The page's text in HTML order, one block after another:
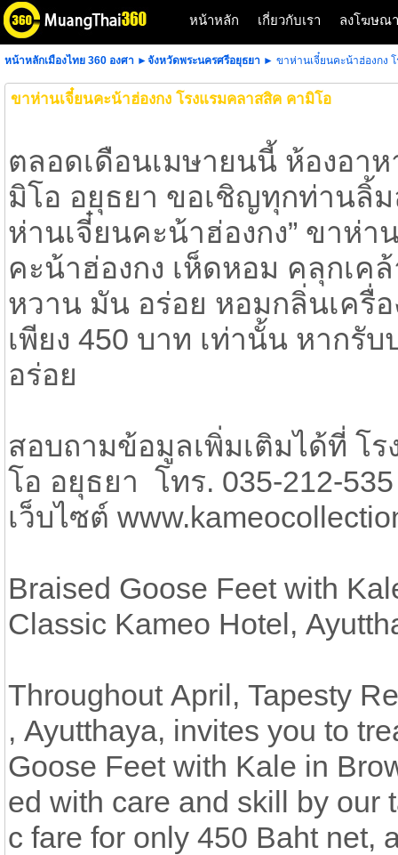
หน้าหลัก เกี่ยวกับเรา ลงโฆษณา
หน้าหลักเมืองไทย 360 องศา ►จังหวัดพระนครศรีอยุธยา ► ขาห่านเจี๋ยนคะน้าฮ่องกง
ขาห่านเจี๋ยนคะน้าฮ่องกง โรงแรมคลาสสิค คามิโอ
ตลอดเดือนเมษายนนี้ ห้องอา
มิโอ อยุธยา ขอเชิญทุกท่านลิ้ม
ห่านเจี๋ยนคะน้าฮ่องกง” ขาห่
คะน้าฮ่องกง เห็ดหอม คลุกเค
หวาน มัน อร่อย หอมกลิ่นเครื่
เพียง 450 บาท เท่านั้น หากรั
อร่อย
สอบถามข้อมูลเพิ่มเติมได้ที่ โ
โอ อยุธยา โทร. 035-212-
เว็บไซต์
Braised Goose Feet with
Classic Kameo Hotel,
Throughout April, Tapesty
, Ayutthaya, invites you to
Goose Feet with Kale in
ed with care and skill by
c fare for only 450 Baht net,